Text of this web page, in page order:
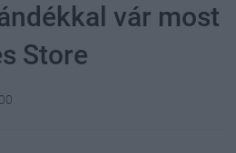
vár most
Store